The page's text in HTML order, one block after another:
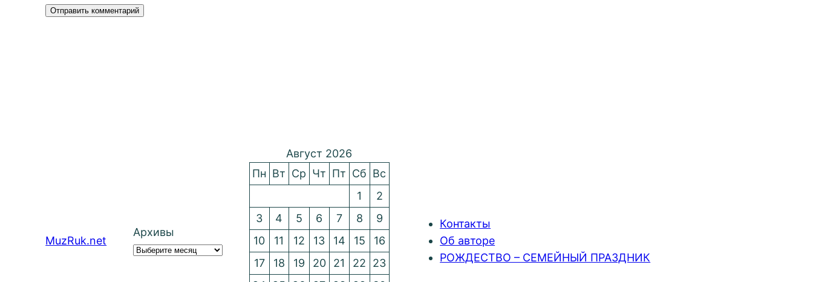
MuzRuk.net
Архивы
Август 2026
Пн Вт Ср Чт Пт Сб Вс
1
2
3
4 5 6 7 8
9
10
11 12 13 14 15
16
17
18 19 20 21 22
23
Контакты
Об авторе
РОЖДЕСТВО – СЕМЕЙНЫЙ ПРАЗДНИК